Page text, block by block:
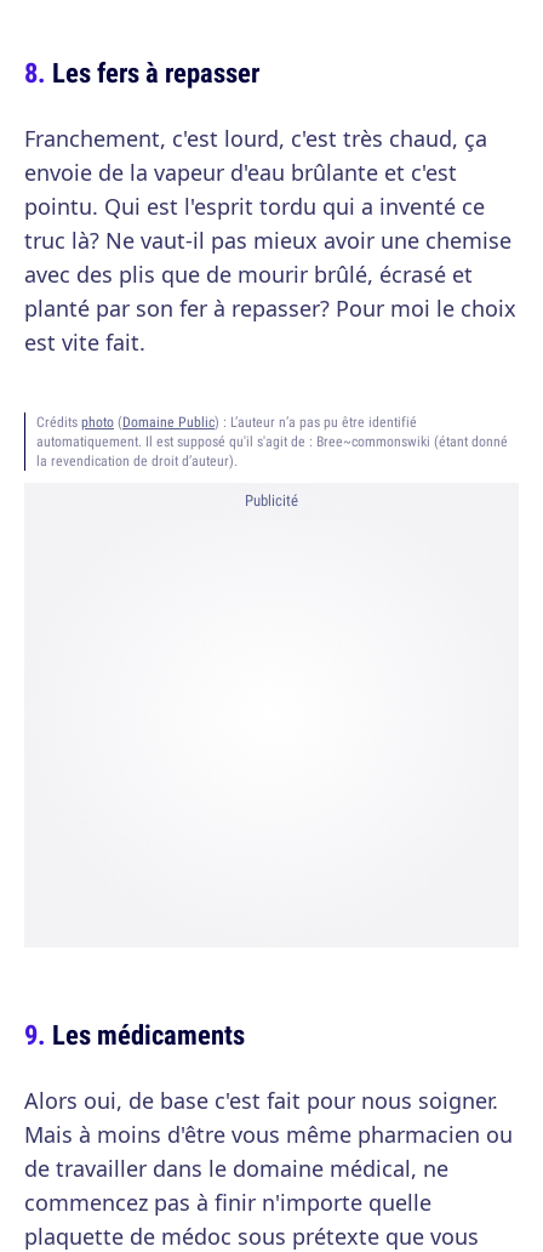
Les fers à repasser
Franchement, c'est lourd, c'est très chaud, ça
envoie de la vapeur d'eau brûlante et c'est
pointu. Qui est l'esprit tordu qui a inventé ce
truc là? Ne vaut-il pas mieux avoir une chemise
avec des plis que de mourir brûlé, écrasé et
planté par son fer à repasser? Pour moi le choix
est vite fait.
Crédits photo (Domaine Public) : L’auteur n’a pas pu être identifié
automatiquement. Il est supposé qu'il s'agit de : Bree~commonswiki (étant donné
la revendication de droit d’auteur).
Publicité
Les médicaments
Alors oui, de base c'est fait pour nous soigner.
Mais à moins d'être vous même pharmacien ou
de travailler dans le domaine médical, ne
commencez pas à finir n'importe quelle
plaquette de médoc sous prétexte que vous